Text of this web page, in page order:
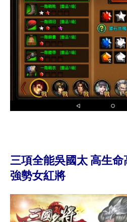
三項全能吳國太 高生
強勢女紅將